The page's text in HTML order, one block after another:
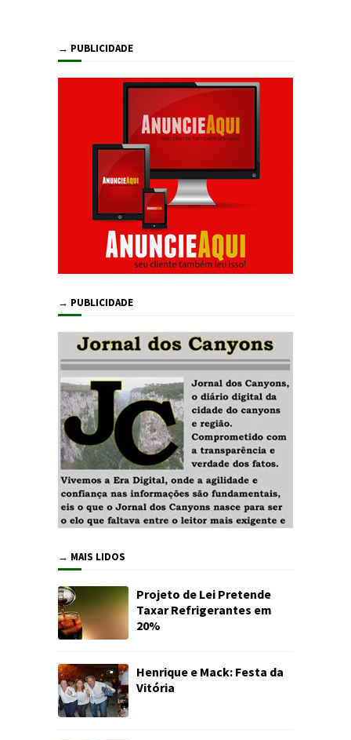
→ PUBLICIDADE
→ PUBLICIDADE
→ MAIS LIDOS
Projeto de Lei Pretende
Taxar Refrigerantes em
20%
Henrique e Mack: Festa da
Vitória